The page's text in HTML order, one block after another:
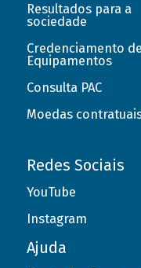
Resultados para a
sociedade
Credenciamento de
Equipamentos
Consulta PAC
Moedas
Redes Sociais
YouTube
Instagram
Ajuda